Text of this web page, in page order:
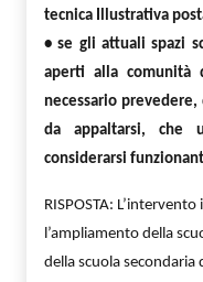
tecnica Illustrativa
• se gli attuali spazi
aperti alla
necessario
da appaltarsi, che
considerarsi
RISPOSTA:
l’ampliamento della
della scuola